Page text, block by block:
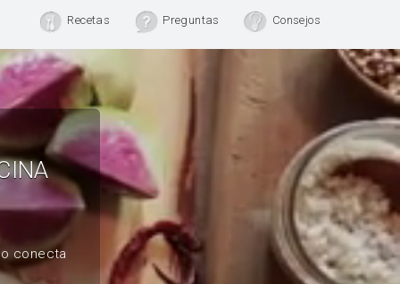
Recetas Preguntas Consejos
conecta